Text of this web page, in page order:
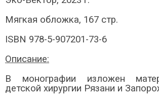
Мягкая обложка, 167 стр.
ISBN 978-5-907201-73-6
Описание:
В монографии изложен
детской хирургии Рязани и